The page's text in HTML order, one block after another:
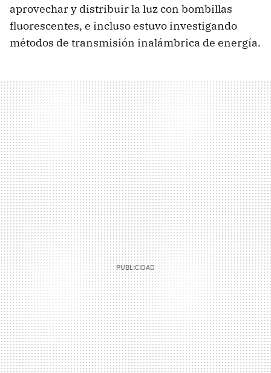
aprovechar y distribuir la luz con bombillas
fluorescentes, e incluso estuvo investigando
métodos de transmisión inalámbrica de energía.